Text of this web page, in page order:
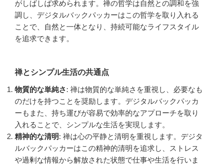
がしばしば求められます。禅の哲学は自然との調和を強
調し、デジタルバックパッカーはこの哲学を取り入れる
ことで、自然と一体となり、持続可能なライフスタイル
を追求できます。
禅とシンプル生活の共通点
物質的な単純さ: 禅は物質的な単純さを重視し、必要なも
のだけを持つことを奨励します。デジタルバックパッカ
ーもまた、持ち運びが容易で効率的なアプローチを取り
入れることで、シンプルな生活を実現します。
精神的な清明: 禅は心の平静と清明を重視します。デジタ
ルバックパッカーはこの精神的清明を追求し、ストレス
や過剰な情報から解放された状態で仕事や生活を行いま